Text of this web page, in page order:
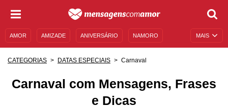
MAIS
AMOR AMIZADE ANIVERSÁRIO NAMORO
CATEGORIAS DATAS ESPECIAIS Carnaval
Carnaval com Mensagens, Frases
e Dicas